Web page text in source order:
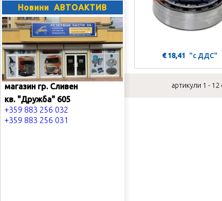
Новини АВТОАКТИВ
магазин гр. Сливен
кв. "Дружба" 605
+359 883 256 032
+359 883 256 031
€ 18,41 "с ДДС"
артикули 1 - 12